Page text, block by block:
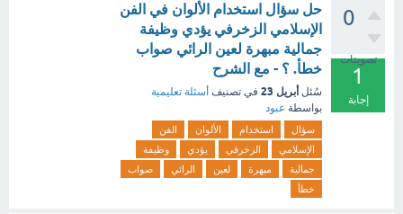
0
تصويتات
1
إجابة
حل سؤال استخدام الألوان في الفن
الإسلامي الزخرفي يؤدي وظيفة
جمالية مبهرة لعين الرائي صواب
خطأ. ؟ - مع الشرح
سُئل أبريل 23 في تصنيف أسئلة تعليمية
بواسطة عبود
سؤال استخدام الألوان
الفن
الإسلامي
الزخرفي يؤدي
وظيفة
جمالية
مبهرة لعين الرائي
صواب
خطأ